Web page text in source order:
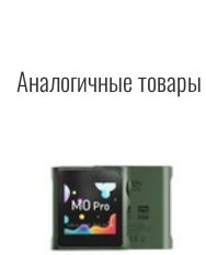
Аналогичные товары